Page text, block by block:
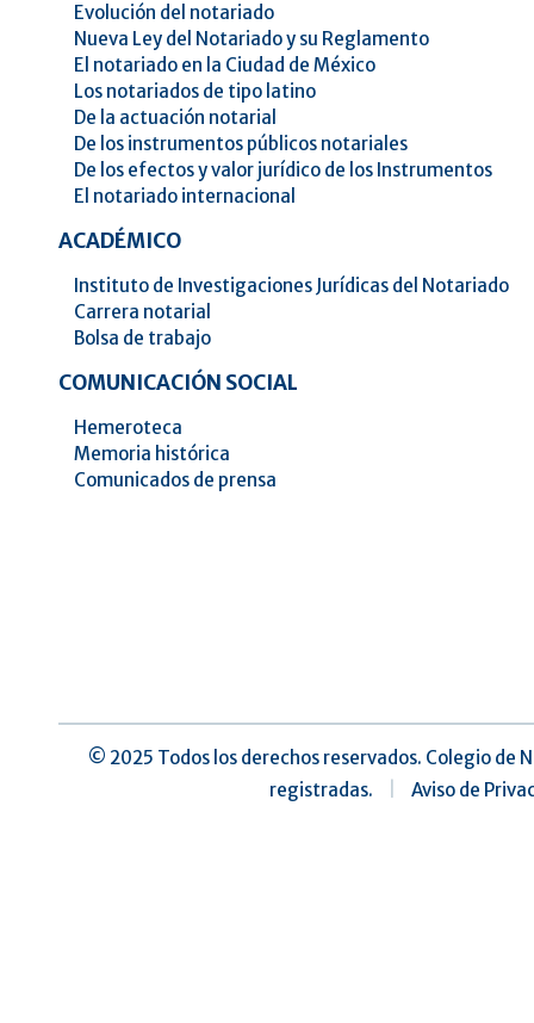
Evolución del notariado
Nueva Ley del Notariado y su Reglamento
El notariado en la Ciudad de México
Los notariados de tipo latino
De la actuación notarial
De los instrumentos públicos notariales
De los efectos y valor jurídico de los Instrumentos
El notariado internacional
ACADÉMICO
Instituto de Investigaciones Jurídicas del Notariado
Carrera notarial
Bolsa de trabajo
COMUNICACIÓN SOCIAL
Hemeroteca
Memoria histórica
Comunicados de prensa
©️ 2025 Todos los derechos reservados. Colegio
registradas.
Aviso de